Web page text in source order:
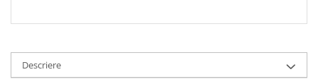
Descriere